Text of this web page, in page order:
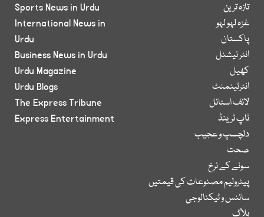
تازہ ترین
غزہ لہو لہو
پاکستان
انٹر نیشنل
کھیل
انٹرٹینمنٹ
لائف اسٹائل
ٹاپ ٹرینڈ
دلچسپ و عجیب
صحت
سونے کے نرخ
پیٹرولیم مصنوعات کی قیمتیں
سائنس و ٹیکنالوجی
بلاگ
Sports News in Urdu
International News in
Urdu
Business News in Urdu
Urdu Magazine
Urdu Blogs
The Express Tribune
Express Entertainment